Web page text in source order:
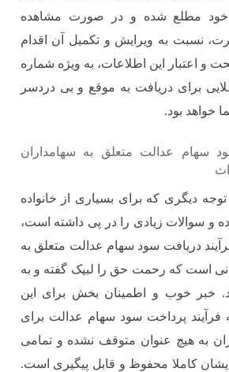
خود مطلع شده و در صورت مشاهده
نسبت به ویرایش و تکمیل آن اقدام
و اعتبار این اطلاعات، به ویژه شماره
برای دریافت به موقع و بی دردسر
خواهد بود.
سهام عدالت متعلق به سهامداران
دیگری که برای بسیاری از خانواده
و سوالات زیادی را در پی داشته است،
دریافت سود سهام عدالت متعلق به
است که رحمت حق را لبیک گفته و به
خبر خوب و اطمینان بخش برای این
پرداخت سود سهام عدالت برای
به هیچ عنوان متوقف نشده و تمامی
کاملا محفوظ و قابل پیگیری است.